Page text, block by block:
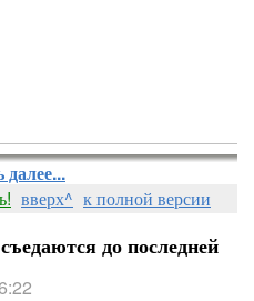
далее...
вверх^ к полной версии
до последней